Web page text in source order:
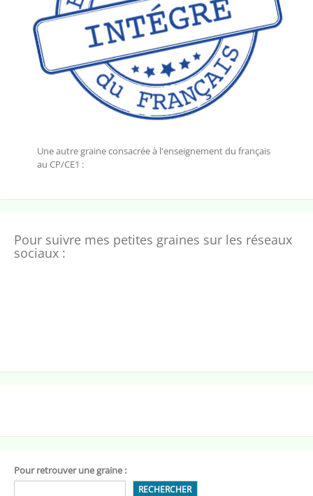
Une autre graine consacrée à l'enseignement du français
au CP/CE1 :
Pour suivre mes petites graines sur les réseaux
sociaux :
Pour retrouver une graine :
RECHERCHER